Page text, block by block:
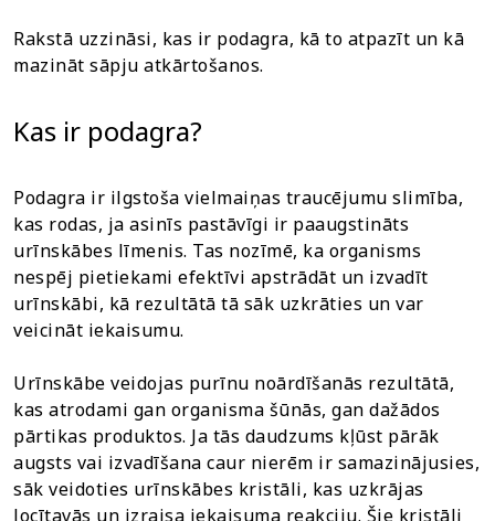
Rakstā uzzināsi, kas ir podagra, kā to atpazīt un kā
mazināt sāpju atkārtošanos.
Kas ir podagra?
Podagra ir ilgstoša vielmaiņas traucējumu slimība,
kas rodas, ja asinīs pastāvīgi ir paaugstināts
urīnskābes līmenis. Tas nozīmē, ka organisms
nespēj pietiekami efektīvi apstrādāt un izvadīt
urīnskābi, kā rezultātā tā sāk uzkrāties un var
veicināt iekaisumu.
Urīnskābe veidojas purīnu noārdīšanās rezultātā,
kas atrodami gan organisma šūnās, gan dažādos
pārtikas produktos. Ja tās daudzums kļūst pārāk
augsts vai izvadīšana caur nierēm ir samazinājusies,
sāk veidoties urīnskābes kristāli, kas uzkrājas
locītavās un izraisa iekaisuma reakciju. Šie kristāli